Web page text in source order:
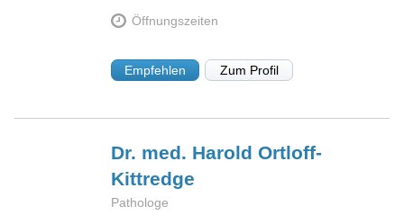
Öffnungszeiten
Empfehlen Zum Profil
Dr. med. Harold Ortloff-
Kittredge
Pathologe